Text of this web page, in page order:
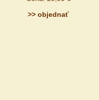
>> objednať